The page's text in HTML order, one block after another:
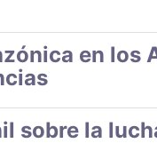
en los
sobre la